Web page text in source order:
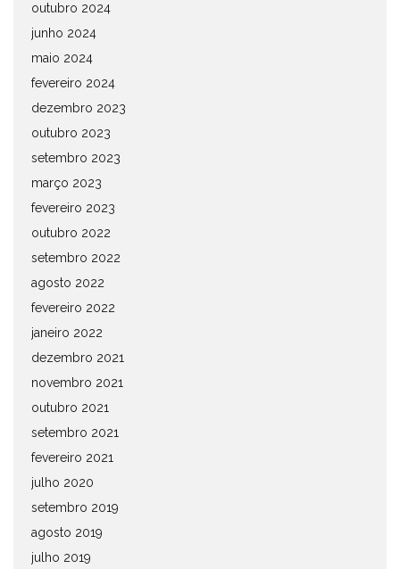
outubro 2024
junho 2024
maio 2024
fevereiro 2024
dezembro 2023
outubro 2023
setembro 2023
março 2023
fevereiro 2023
outubro 2022
setembro 2022
agosto 2022
fevereiro 2022
janeiro 2022
dezembro 2021
novembro 2021
outubro 2021
setembro 2021
fevereiro 2021
julho 2020
setembro 2019
agosto 2019
julho 2019